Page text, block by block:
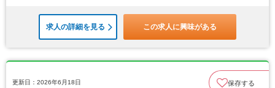
求人の詳細を見る この求人に興味がある
更新日：2026年6月18日 保存する